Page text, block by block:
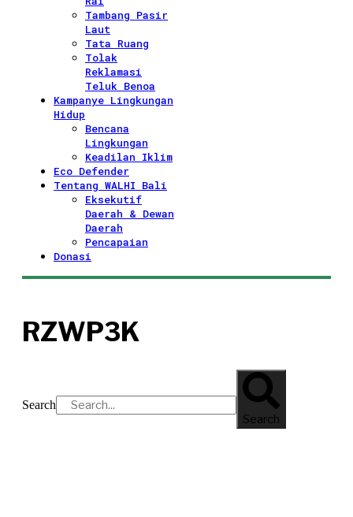
Tambang Pasir
Laut
Tata Ruang
Tolak
Reklamasi
Teluk Benoa
Kampanye Lingkungan
Hidup
Bencana
Lingkungan
Keadilan Iklim
Eco Defender
Tentang WALHI Bali
Eksekutif
Daerah & Dewan
Daerah
Pencapaian
Donasi
RZWP3K
Search
Search